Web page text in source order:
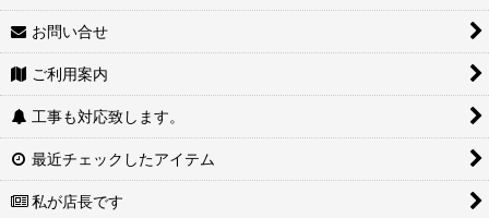
お問い合せ
ご利用案内
工事も対応致します。
最近チェックしたアイテム
私が店長です